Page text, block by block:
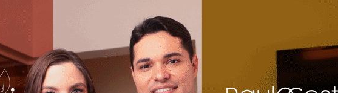
Emociona
Ceres
Com
Cortejo